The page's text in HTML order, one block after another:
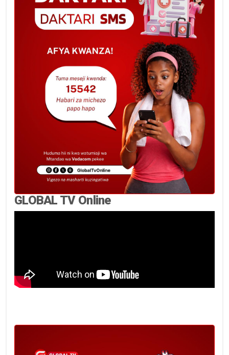
GLOBAL TV Online